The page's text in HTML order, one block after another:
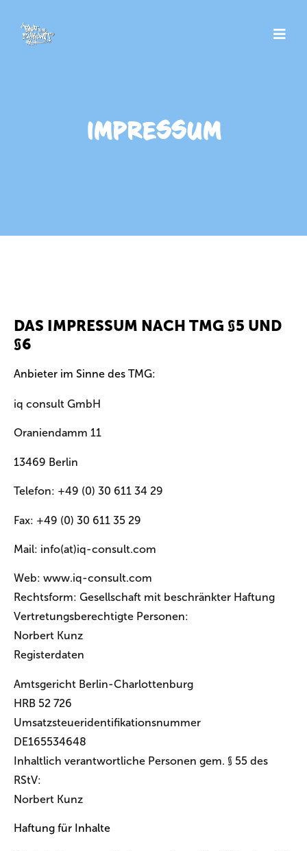
IMPRESSUM
DAS IMPRESSUM NACH TMG §5 UND
§6
Anbieter im Sinne des TMG:
iq consult GmbH
Oraniendamm 11
13469 Berlin
Telefon: +49 (0) 30 611 34 29
Fax: +49 (0) 30 611 35 29
Mail: info(at)iq-consult.com
Web: www.iq-consult.com
Rechtsform: Gesellschaft mit beschränkter Haftung
Vertretungsberechtigte Personen:
Norbert Kunz
Registerdaten
Amtsgericht Berlin-Charlottenburg
HRB 52 726
Umsatzsteueridentifikationsnummer
DE165534648
Inhaltlich verantwortliche Personen gem. § 55 des
RStV:
Norbert Kunz
Haftung für Inhalte